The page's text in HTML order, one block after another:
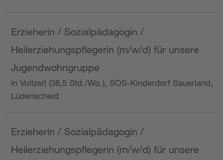
Erzieherin / Sozialpädagogin /
Heilerziehungspflegerin (m/w/d) für unsere
Jugendwohngruppe
in Vollzeit (38,5 Std./Wo.), SOS-Kinderdorf Sauerland,
Lüdenscheid
Erzieherin / Sozialpädagogin /
Heilerziehungspflegerin (m/w/d) für unsere